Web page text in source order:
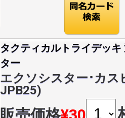
タクティカルトライデッ
ター
エクソシスター･カ
JPB25)